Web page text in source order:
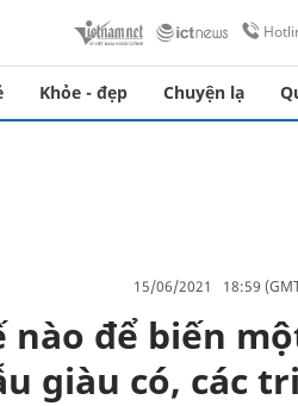
Khỏe - đẹp Chuyện lạ
15/06/2021 18:59
nào để biến
giàu có, các